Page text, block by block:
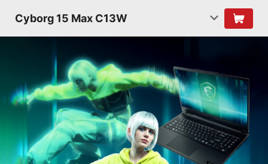
Cyborg 15 Max C13W